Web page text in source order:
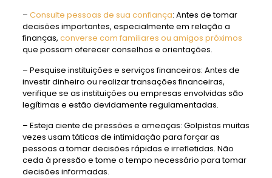
– Consulte pessoas de sua confiança: Antes de tomar
decisões importantes, especialmente em relação a
finanças, converse com familiares ou amigos próximos
que possam oferecer conselhos e orientações.
– Pesquise instituições e serviços financeiros: Antes de
investir dinheiro ou realizar transações financeiras,
verifique se as instituições ou empresas envolvidas são
legítimas e estão devidamente regulamentadas.
– Esteja ciente de pressões e ameaças: Golpistas muitas
vezes usam táticas de intimidação para forçar as
pessoas a tomar decisões rápidas e irrefletidas. Não
ceda à pressão e tome o tempo necessário para tomar
decisões informadas.